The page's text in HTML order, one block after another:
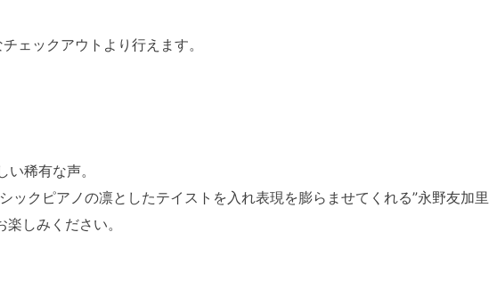
ェックアウトより行えます。
い稀有な声。
ックピアノの凛としたテイストを入れ表現を膨らませてくれる”永野友加
しみください。